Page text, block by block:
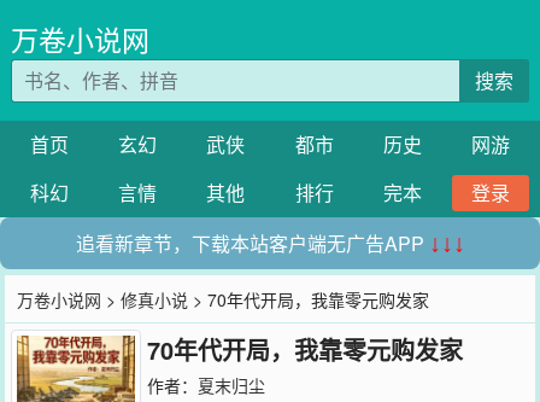
万卷小说网
搜索
首页 玄幻 武侠 都市 历史
网游
科幻
言情 其他 排行 完本
登录
追看新章节，下载本站客户端无广告APP ↓↓↓
万卷小说网 >修真小说 > 70年代开局，我靠零元购发家
70年代开局，我靠零元购发家
作者： 夏末归尘